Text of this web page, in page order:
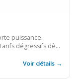
puissance.
dégressifs dès
Voir détails →